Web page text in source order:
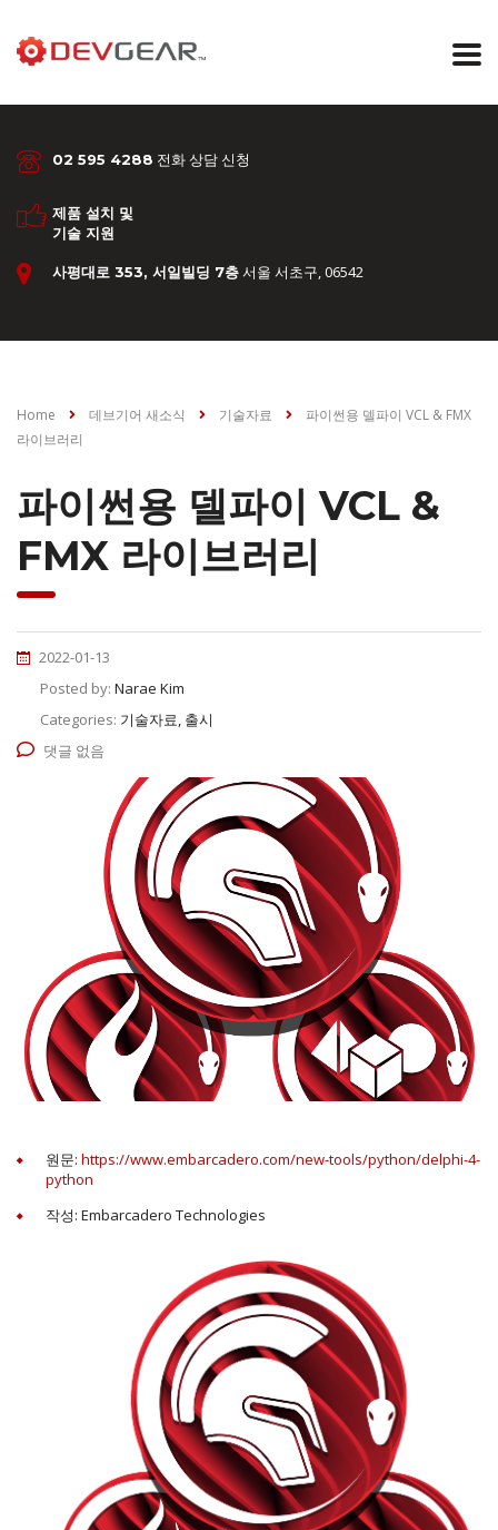
02 595 4288 전화 상담 신청
제품 설치 및
기술 지원
사평대로 353, 서일빌딩 7층서울 서초구, 06542
Home 데브기어 새소식 기술자료
파이썬용 델파이 VCL & FMX
라이브러리
파이썬용 델파이 VCL &
FMX 라이브러리
2022-01-13
Posted by: Narae Kim
Categories: 기술자료, 출시
댓글 없음
원문: https://www.embarcadero.com/new-tools/python/delphi-4-
python
작성: Embarcadero Technologies